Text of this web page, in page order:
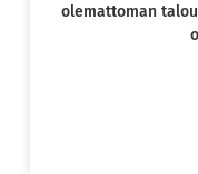
olemattoman